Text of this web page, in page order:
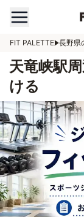
FIT PALETTE 長野県
天竜峡駅
ける